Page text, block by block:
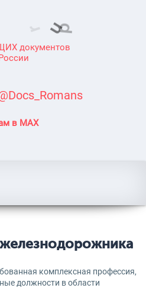
документов
в MAX
комплексная профессия,
должности в области